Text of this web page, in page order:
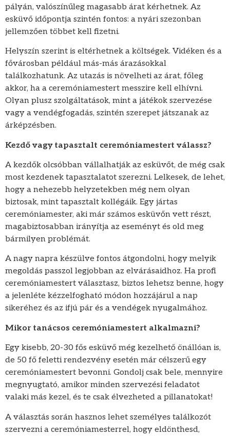
pályán, valószínűleg magasabb árat kérhetnek. Az
esküvő időpontja szintén fontos: a nyári szezonban
jellemzően többet kell fizetni.
Helyszín szerint is eltérhetnek a költségek. Vidéken és a
fővárosban például más-más árazásokkal
találkozhatunk. Az utazás is növelheti az árat, főleg
akkor, ha a ceremóniamestert messzire kell elhívni.
Olyan plusz szolgáltatások, mint a játékok szervezése
vagy a vendégfogadás, szintén szerepet játszanak az
árképzésben.
Kezdő vagy tapasztalt ceremóniamestert válassz?
A kezdők olcsóbban vállalhatják az esküvőt, de még csak
most kezdenek tapasztalatot szerezni. Lelkesek, de lehet,
hogy a nehezebb helyzetekben még nem olyan
biztosak, mint tapasztalt kollégáik. Egy jártas
ceremóniamester, aki már számos esküvőn vett részt,
magabiztosabban irányítja az eseményt és old meg
bármilyen problémát.
A nagy napra készülve fontos átgondolni, hogy melyik
megoldás passzol legjobban az elvárásaidhoz. Ha profi
ceremóniamestert választasz, biztos lehetsz benne, hogy
a jelenléte kézzelfogható módon hozzájárul a nap
sikeréhez és az ifjú pár és a vendégek nyugalmához.
Mikor tanácsos ceremóniamestert alkalmazni?
Egy kisebb, 20-30 fős esküvő még kezelhető önállóan is,
de 50 fő feletti rendezvény esetén már célszerű egy
ceremóniamestert bevonni. Gondolj csak bele, mennyire
megnyugtató, amikor minden szervezési feladatot
valaki más kezel, és te csak élvezheted a pillanatokat!
A választás során hasznos lehet személyes találkozót
szervezni a ceremóniamesterrel, hogy eldönthesd,